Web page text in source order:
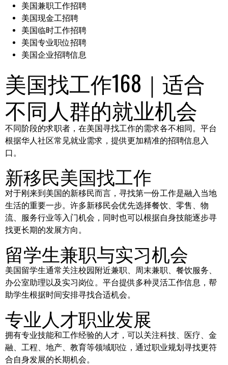
美国兼职工作招聘
美国现金工招聘
美国临时工作招聘
美国专业职位招聘
美国企业招聘信息
美国找工作168｜适合
不同人群的就业机会
不同阶段的求职者，在美国寻找工作的需求各不相同。平台
根据华人社区常见就业需求，提供更加精准的招聘信息入
口。
新移民美国找工作
对于刚来到美国的新移民而言，寻找第一份工作是融入当地
生活的重要一步。许多新移民会优先选择餐饮、零售、物
流、服务行业等入门机会，同时也可以根据自身技能逐步寻
找更长期的发展方向。
留学生兼职与实习机会
美国留学生通常关注校园附近兼职、周末兼职、餐饮服务、
办公室助理以及实习岗位。平台提供多种灵活工作信息，帮
助学生根据时间安排寻找合适机会。
专业人才职业发展
拥有专业技能和工作经验的人才，可以关注科技、医疗、金
融、工程、地产、教育等领域职位，通过职业规划寻找更符
合自身发展的长期机会。